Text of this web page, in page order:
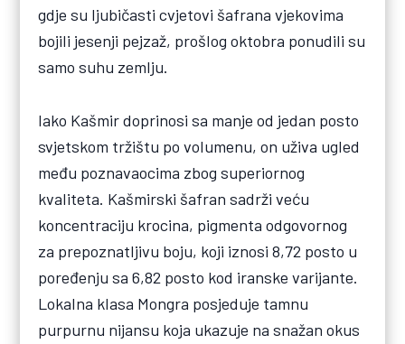
gdje su ljubičasti cvjetovi šafrana vjekovima
bojili jesenji pejzaž, prošlog oktobra ponudili su
samo suhu zemlju.
Iako Kašmir doprinosi sa manje od jedan posto
svjetskom tržištu po volumenu, on uživa ugled
među poznavaocima zbog superiornog
kvaliteta. Kašmirski šafran sadrži veću
koncentraciju krocina, pigmenta odgovornog
za prepoznatljivu boju, koji iznosi 8,72 posto u
poređenju sa 6,82 posto kod iranske varijante.
Lokalna klasa Mongra posjeduje tamnu
purpurnu nijansu koja ukazuje na snažan okus